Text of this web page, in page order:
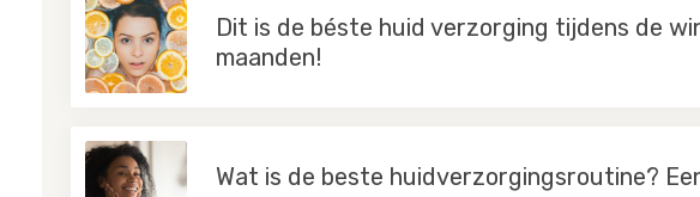
Dit is de béste huid verzorging tijdens de
maanden!
Wat is de beste huidverzorgingsroutine?